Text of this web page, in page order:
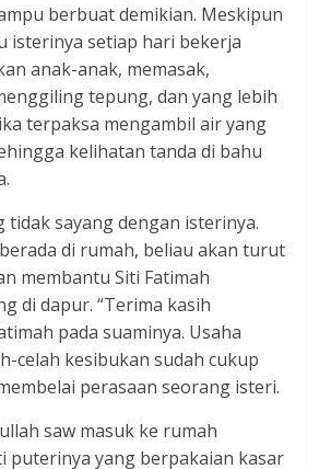
berbuat demikian. Meskipun
isterinya setiap hari bekerja
anak-anak, memasak,
tepung, dan yang lebih
terpaksa mengambil air yang
kelihatan tanda di bahu
tidak sayang dengan isterinya.
berada di rumah, beliau akan turut
membantu Siti Fatimah
di dapur. “Terima kasih
pada suaminya. Usaha
celah kesibukan sudah cukup
perasaan seorang isteri.
saw masuk ke rumah
puterinya yang berpakaian kasar